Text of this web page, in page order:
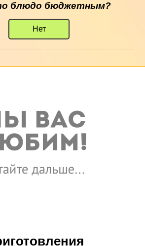
блюдо бюджетным?
Нет